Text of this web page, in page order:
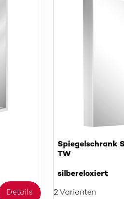
Details
Spiegelschrank
TW
silbereloxiert
2 Varianten